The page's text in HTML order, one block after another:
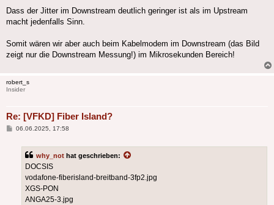
Dass der Jitter im Downstream deutlich geringer ist als im Upstream
macht jedenfalls Sinn.
Somit wären wir aber auch beim Kabelmodem im Downstream (das Bild
zeigt nur die Downstream Messung!) im Mikrosekunden Bereich!
robert_s
Insider
Re: [VFKD] Fiber Island?
Beitrag
06.06.2025, 17:58
why_not hat geschrieben:
DOCSIS
vodafone-fiberisland-breitband-3fp2.jpg
XGS-PON
ANGA25-3.jpg